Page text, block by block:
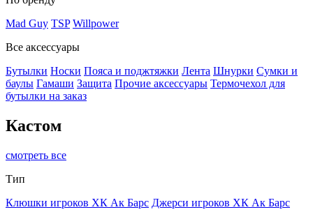
Mad Guy TSP Willpower
Все аксессуары
Бутылки Носки Пояса и поджтяжки Лента Шнурки Сумки и
баулы Гамаши Защита Прочие аксессуары Термочехол для
бутылки на заказ
Кастом
смотреть все
Тип
Клюшки игроков ХК Ак Барс Джерси игроков ХК Ак Барс